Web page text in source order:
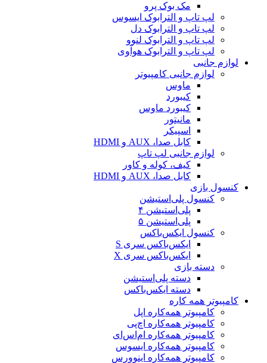
مک بوک پرو
لپ تاپ و الترابوک ایسوس
لپ تاپ و الترابوک دل
لپ تاپ و الترابوک لنوو
لپ تاپ و الترابوک هوآوی
لوازم جانبی
لوازم جانبی کامپیوتر
ماوس
کیبورد
کیبورد ماوس
مانیتور
اسپیکر
کابل صدا، AUX و HDMI
لوازم جانبی لپ تاپ
کیف، کوله و کاور
کابل صدا، AUX و HDMI
کنسول بازی
کنسول پلی‌استیشن
پلی‌استیشن ۴
پلی‌استیشن ۵
کنسول ایکس‌باکس
ایکس‌باکس سری S
ایکس‌باکس سری X
دسته بازی
دسته پلی‌استیشن
دسته ایکس‌باکس
کامپیوتر همه کاره
کامپیوتر همه‌کاره اپل
کامپیوتر همه‌کاره اچ‌پی
کامپیوتر همه‌کاره ام‌اس‌ای
کامپیوتر همه‌کاره ایسوس
کامپیوتر همه‌کاره اینوورس